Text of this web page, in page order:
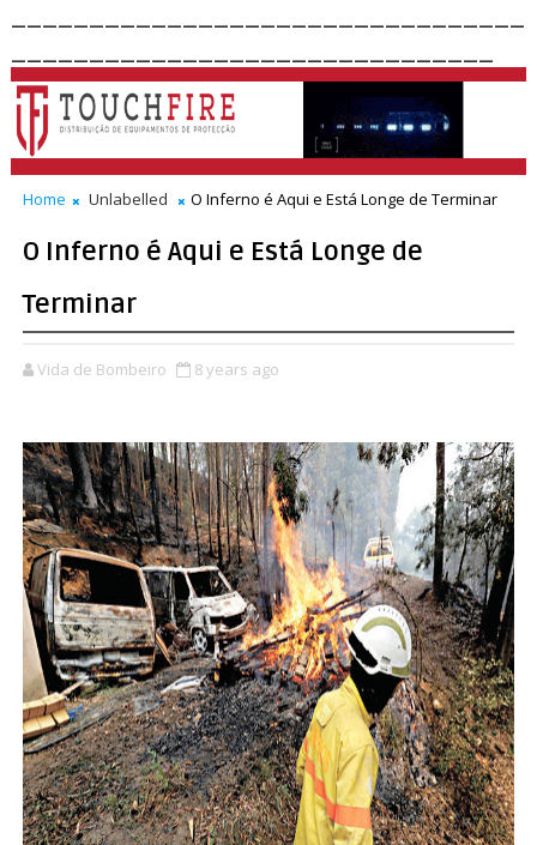
Home Unlabelled O Inferno é Aqui e Está Longe de Terminar
O Inferno é Aqui e Está Longe de
Terminar
Vida de Bombeiro 8 years ago